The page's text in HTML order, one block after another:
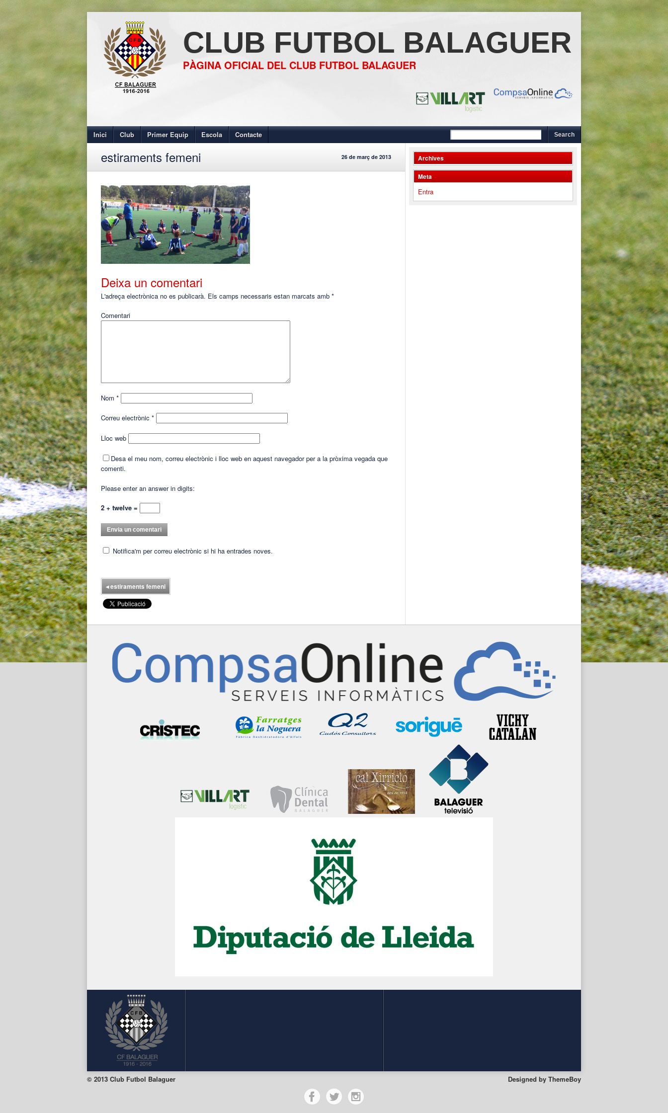
CLUB FUTBOL BALAGUER
PÀGINA OFICIAL DEL CLUB FUTBOL BALAGUER
Inici Club Primer Equip Escola Contacte
estiraments femeni 26 de març de 2013
Deixa un comentari
L'adreça electrònica no es publicarà. Els camps necessaris estan marcats amb *
Comentari
Nom *
Correu electrònic *
Lloc web
Desa el meu nom, correu electrònic i lloc web en aquest navegador per a la pròxima vegada que
comenti.
Please enter an answer in digits:
2 + twelve =
Notifica'm per correu electrònic si hi ha entrades noves.
◂estiraments femeni
Archives
Meta
Entra
© 2013 Club Futbol Balaguer Designed by ThemeBoy